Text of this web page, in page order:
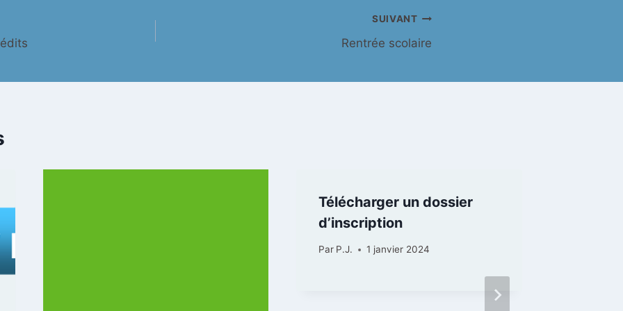
SUIVANT
Rentrée scolaire
Télécharger un dossier
d’inscription
Par P.J. 1 janvier 2024